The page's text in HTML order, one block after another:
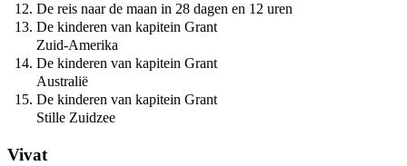
De reis naar de maan in 28 dagen en 12 uren
De kinderen van kapitein Grant
Zuid-Amerika
De kinderen van kapitein Grant
Australië
De kinderen van kapitein Grant
Stille Zuidzee
Vivat